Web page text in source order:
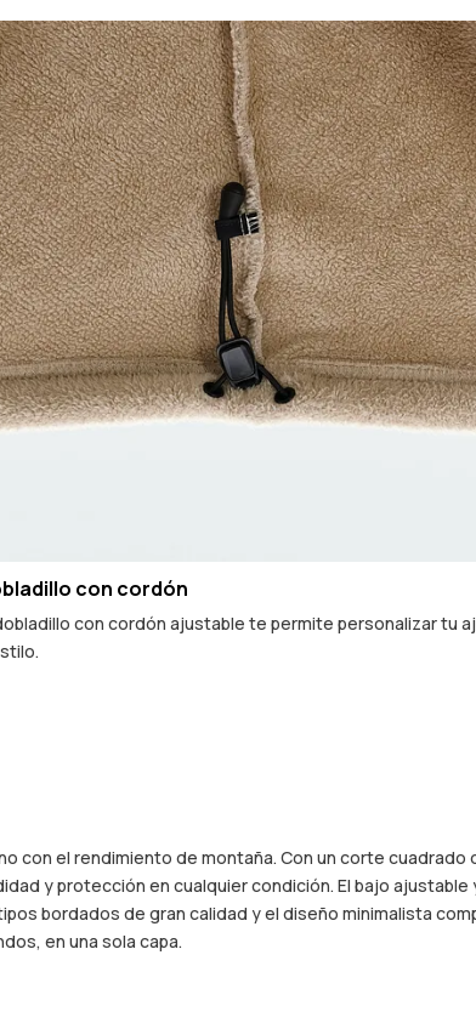
con cordón
con cordón ajustable te permite personalizar tu
con el rendimiento de montaña. Con un corte
y protección en cualquier condición. El bajo
bordados de gran calidad y el diseño minimalista
en una sola capa.